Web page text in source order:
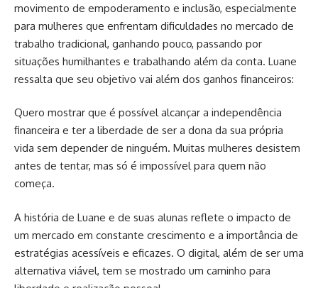
movimento de empoderamento e inclusão, especialmente
para mulheres que enfrentam dificuldades no mercado de
trabalho tradicional, ganhando pouco, passando por
situações humilhantes e trabalhando além da conta. Luane
ressalta que seu objetivo vai além dos ganhos financeiros:
Quero mostrar que é possível alcançar a independência
financeira e ter a liberdade de ser a dona da sua própria
vida sem depender de ninguém. Muitas mulheres desistem
antes de tentar, mas só é impossível para quem não
começa.
A história de Luane e de suas alunas reflete o impacto de
um mercado em constante crescimento e a importância de
estratégias acessíveis e eficazes. O digital, além de ser uma
alternativa viável, tem se mostrado um caminho para